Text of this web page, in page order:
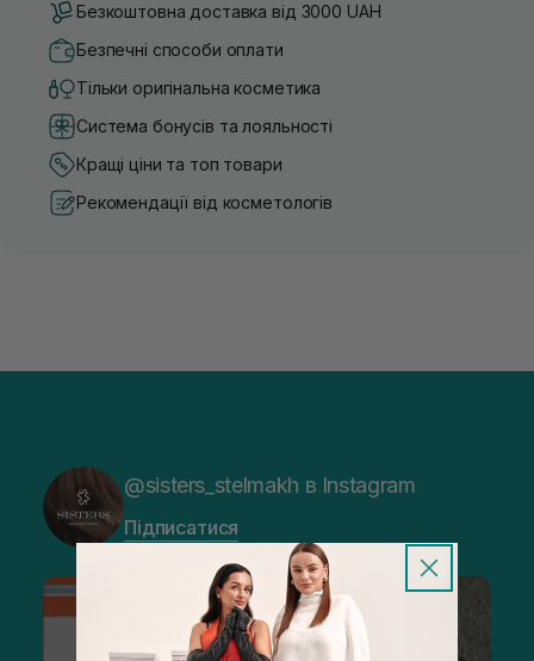
Безкоштовна доставка від 3000 UAH
Безпечні способи оплати
Тільки оригінальна косметика
Система бонусів та лояльності
Кращі ціни та топ товари
Рекомендації від косметологів
@sisters_stelmakh в Instagram
Підписатися